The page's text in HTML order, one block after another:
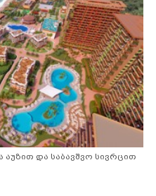
აუზით და საბავშვო სივრცით